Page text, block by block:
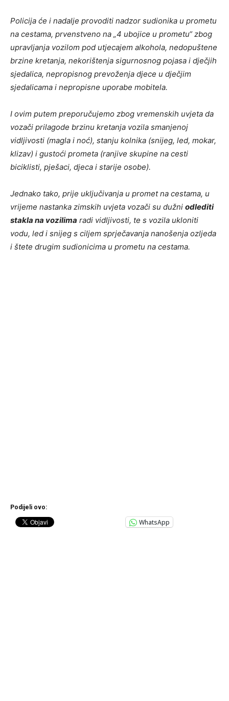
Policija će i nadalje provoditi nadzor sudionika u prometu
na cestama, prvenstveno na „4 ubojice u prometu“ zbog
upravljanja vozilom pod utjecajem alkohola, nedopuštene
brzine kretanja, nekorištenja sigurnosnog pojasa i dječjih
sjedalica, nepropisnog prevoženja djece u dječjim
sjedalicama i nepropisne uporabe mobitela.
I ovim putem preporučujemo zbog vremenskih uvjeta da
vozači prilagode brzinu kretanja vozila smanjenoj
vidljivosti (magla i noć), stanju kolnika (snijeg, led, mokar,
klizav) i gustoći prometa (ranjive skupine na cesti
biciklisti, pješaci, djeca i starije osobe).
Jednako tako, prije uključivanja u promet na cestama, u
vrijeme nastanka zimskih uvjeta vozači su dužni odlediti
stakla na vozilima radi vidljivosti, te s vozila ukloniti
vodu, led i snijeg s ciljem sprječavanja nanošenja ozljeda
i štete drugim sudionicima u prometu na cestama.
Podijeli ovo:
WhatsApp